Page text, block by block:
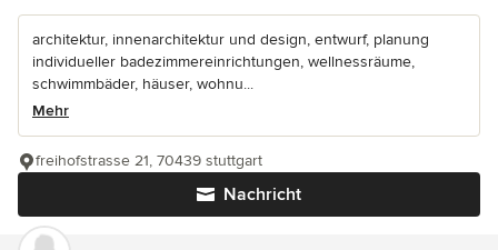
architektur, innenarchitektur und design, entwurf, planung
individueller badezimmereinrichtungen, wellnessräume,
schwimmbäder, häuser, wohnu...
Mehr
Nachricht
freihofstrasse 21, 70439 stuttgart